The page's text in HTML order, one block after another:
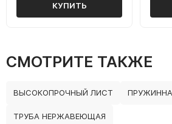
КУПИТЬ
СМОТРИТЕ ТАКЖЕ
ВЫСОКОПРОЧНЫЙ ЛИСТ
ТРУБА НЕРЖАВЕЮЩАЯ